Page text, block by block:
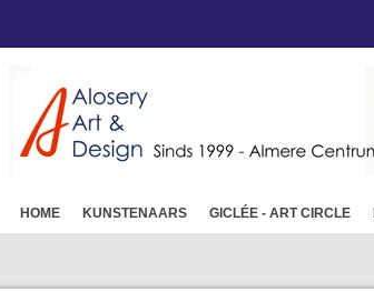
HOME KUNSTENAARS GICLÉE - ART CIRCLE